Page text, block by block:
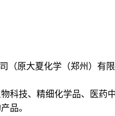
原大夏化学（郑州）有
科技、精细化学品、医药
品。